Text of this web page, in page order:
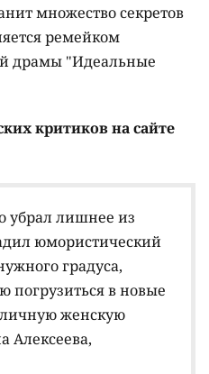
множество секретов
ремейком
драмы "Идеальные
критиков на сайте
убрал лишнее из
юмористический
градуса,
погрузиться в новые
женскую
Алексеева,